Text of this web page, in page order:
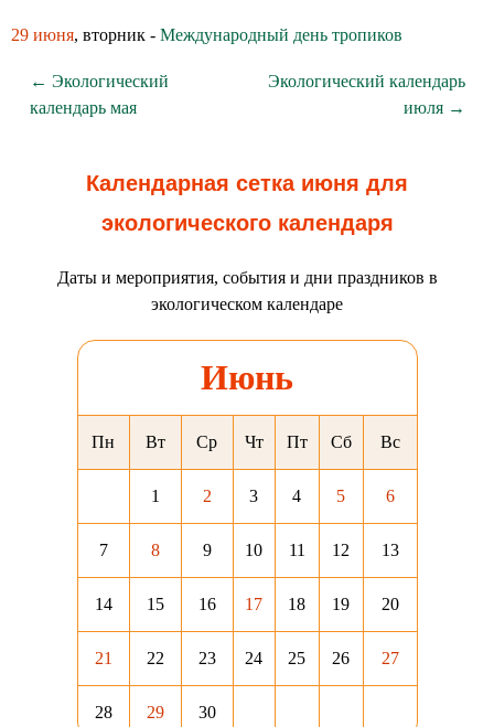
29 июня, вторник - Международный день тропиков
← Экологический
календарь мая
Экологический календарь
июля →
Календарная сетка июня для
экологического календаря
Даты и мероприятия, события и дни праздников в
экологическом календаре
Июнь
Пн Вт Ср Чт Пт Сб Вс
1 2 3 4 5 6
7 8 9 10 11 12 13
14 15 16 17 18 19 20
21 22 23 24 25 26 27
28 29 30